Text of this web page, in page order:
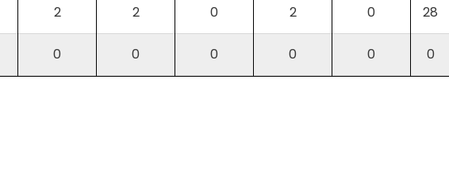
2 2 0 2 0 28
0 0 0 0 0 0